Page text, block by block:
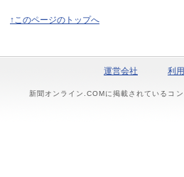
↑このページのトップへ
運営会社 利
新聞オンライン.COMに掲載されているコ